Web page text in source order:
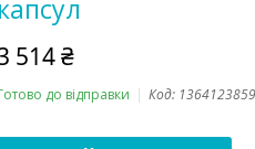
капсул
514 ₴
до відправки Код: 1364123859